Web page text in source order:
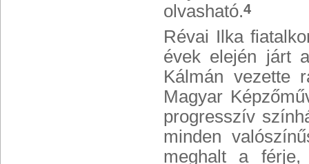
olvasható.4
Révai Ilka
évek elején járt
Kálmán vezette
Magyar
progresszív
minden
meghalt a férje,